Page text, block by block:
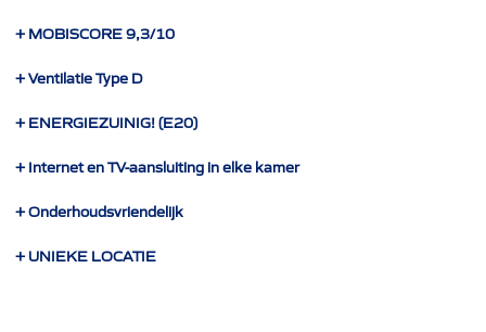
+ MOBISCORE 9,3/10
+ Ventilatie Type D
+ ENERGIEZUINIG! (E20)
+ Internet en TV-aansluiting in elke kamer
+ Onderhoudsvriendelijk
+ UNIEKE LOCATIE